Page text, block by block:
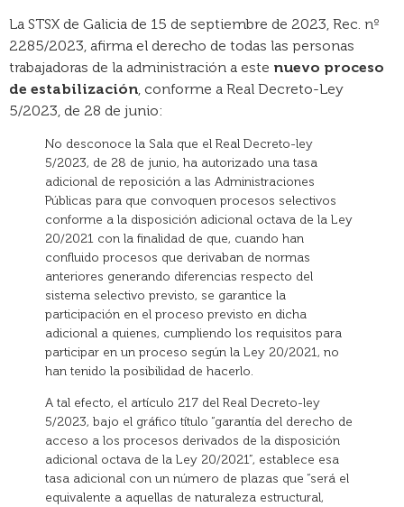
La STSX de Galicia de 15 de septiembre de 2023, Rec. nº
2285/2023, afirma el derecho de todas las personas
trabajadoras de la administración a este nuevo proceso
de estabilización , conforme a Real Decreto-Ley
5/2023, de 28 de junio:
No desconoce la Sala que el Real Decreto-ley
5/2023, de 28 de junio, ha autorizado una tasa
adicional de reposición a las Administraciones
Públicas para que convoquen procesos selectivos
conforme a la disposición adicional octava de la Ley
20/2021 con la finalidad de que, cuando han
confluido procesos que derivaban de normas
anteriores generando diferencias respecto del
sistema selectivo previsto, se garantice la
participación en el proceso previsto en dicha
adicional a quienes, cumpliendo los requisitos para
participar en un proceso según la Ley 20/2021, no
han tenido la posibilidad de hacerlo.
A tal efecto, el artículo 217 del Real Decreto-ley
5/2023, bajo el gráfico título “garantía del derecho de
acceso a los procesos derivados de la disposición
adicional octava de la Ley 20/2021”, establece esa
tasa adicional con un número de plazas que “será el
equivalente a aquellas de naturaleza estructural,